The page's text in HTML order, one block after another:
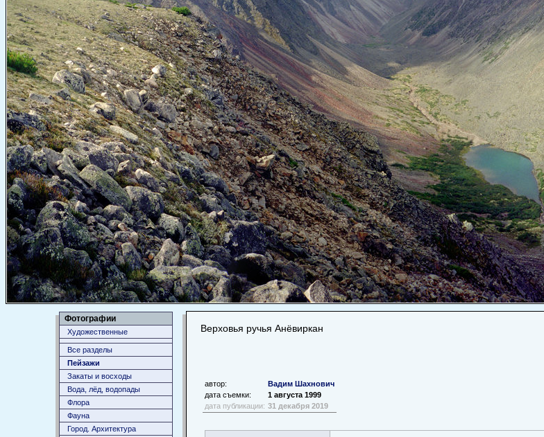
Фотографии
Художественные
Все разделы
Пейзажи
Закаты и восходы
Вода, лёд, водопады
Флора
Фауна
Город. Архитектура
Верховья ручья Анёвиркан
автор:
Вадим Шахнович
дата съемки:
1 августа 1999
дата публикации: 31 декабря 2019